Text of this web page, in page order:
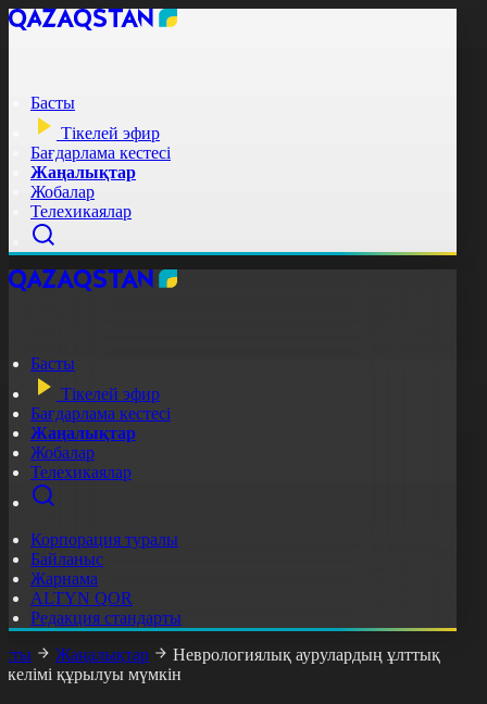
Басты
Тікелей эфир
Бағдарлама кестесі
Жаңалықтар
Жобалар
Телехикаялар
Басты
Тікелей эфир
Бағдарлама кестесі
Жаңалықтар
Жобалар
Телехикаялар
Корпорация туралы
Байланыс
Жарнама
ALTYN QOR
Редакция стандарты
Жаңалықтар
Неврологиялық аурулардың ұлттық
құрылуы мүмкін